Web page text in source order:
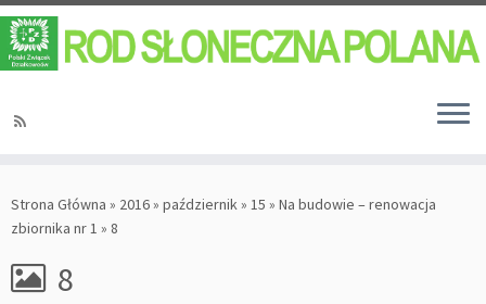
Strona Główna » 2016» październik» 15 » Na budowie – renowacja
zbiornika nr 1 » 8
8